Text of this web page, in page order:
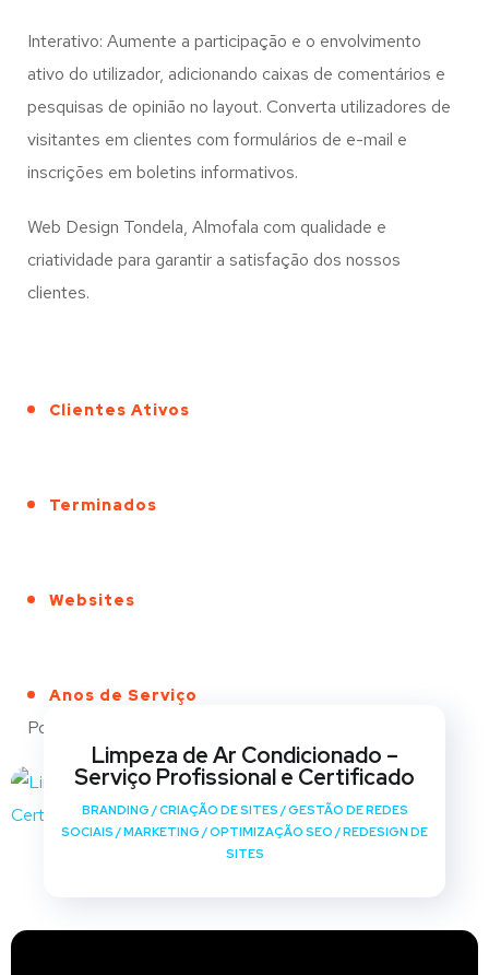
Interativo: Aumente a participação e o envolvimento
ativo do utilizador, adicionando caixas de comentários e
pesquisas de opinião no layout. Converta utilizadores de
visitantes em clientes com formulários de e-mail e
inscrições em boletins informativos.
Web Design Tondela, Almofala com qualidade e
criatividade para garantir a satisfação dos nossos
clientes.
Clientes Ativos
Terminados
Websites
Anos de Serviço
Portfólio
Limpeza de Ar Condicionado –
Serviço Profissional e Certificado
BRANDING /CRIAÇÃO DE SITES /GESTÃO DE REDES
SOCIAIS /MARKETING /OPTIMIZAÇÃO SEO /REDESIGN DE
SITES